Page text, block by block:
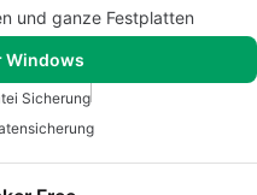
und ganze Festplatten
Windows
Sicherung